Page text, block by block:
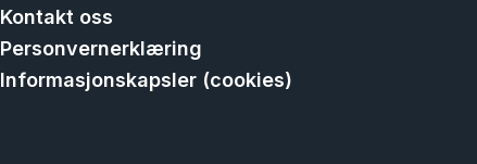
Kontakt oss
Personvernerklæring
Informasjonskapsler (cookies)